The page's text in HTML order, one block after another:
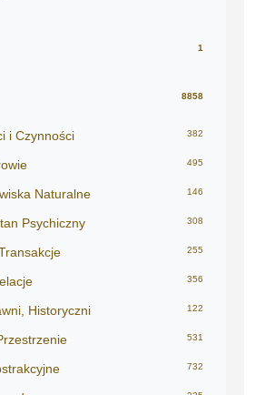
1
8858
i Czynności 382
495
Naturalne 146
Psychiczny 308
255
356
Historyczni 122
531
732